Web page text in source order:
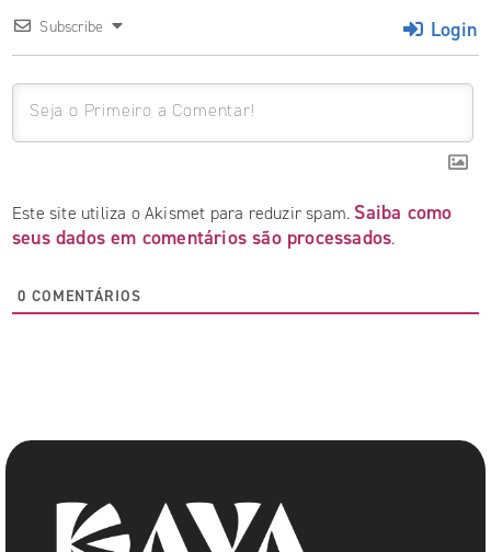
Subscribe Login
Este site utiliza o Akismet para reduzir spam. Saiba como
seus dados em comentários são processados.
0 COMENTÁRIOS